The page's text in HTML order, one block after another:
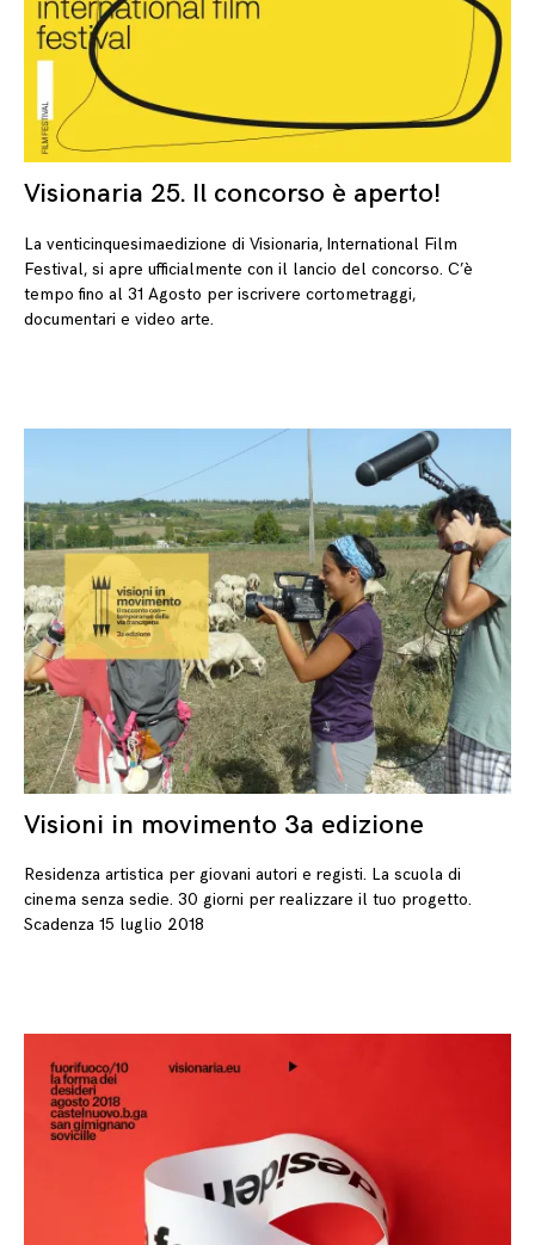
Visionaria 25. Il concorso è aperto!
La venticinquesimaedizione di Visionaria, International Film
Festival, si apre ufficialmente con il lancio del concorso. C’è
tempo fino al 31 Agosto per iscrivere cortometraggi,
documentari e video arte.
Visioni in movimento 3a edizione
Residenza artistica per giovani autori e registi. La scuola di
cinema senza sedie. 30 giorni per realizzare il tuo progetto.
Scadenza 15 luglio 2018